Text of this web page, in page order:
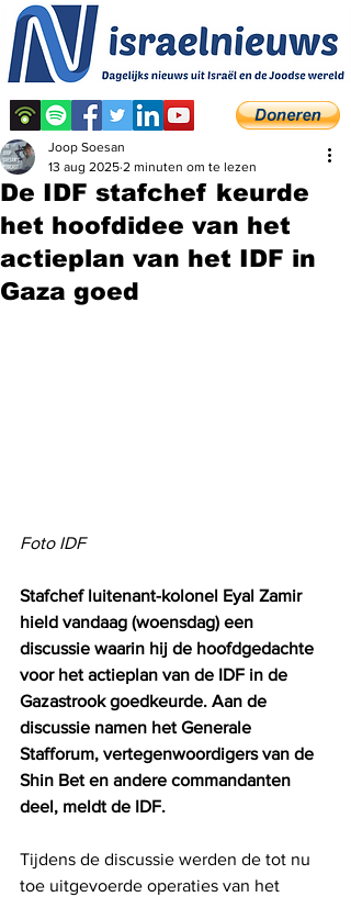
De IDF stafchef keurde
het hoofdidee van het
actieplan van het IDF in
Gaza goed
Joop Soesan
13 aug 2025 2 minuten om te lezen
Foto IDF
Stafchef luitenant-kolonel Eyal Zamir
hield vandaag (woensdag) een
discussie waarin hij de hoofdgedachte
voor het actieplan van de IDF in de
Gazastrook goedkeurde. Aan de
discussie namen het Generale
Stafforum, vertegenwoordigers van de
Shin Bet en andere commandanten
deel, meldt de IDF.
Tijdens de discussie werden de tot nu
toe uitgevoerde operaties van het